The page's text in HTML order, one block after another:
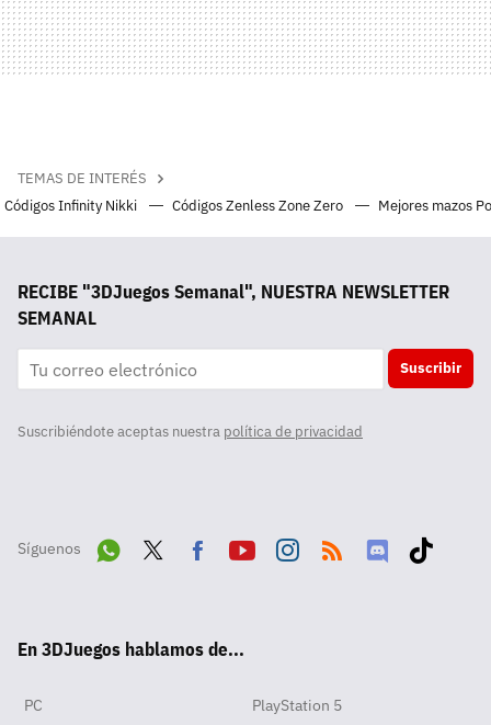
TEMAS DE INTERÉS
Códigos Infinity Nikki
Códigos Zenless Zone Zero Mejores mazos
RECIBE "3DJuegos Semanal", NUESTRA NEWSLETTER
SEMANAL
Suscribir
Suscribiéndote aceptas nuestra política de privacidad
Síguenos
pp
ok
En 3DJuegos hablamos de...
PC PlayStation 5